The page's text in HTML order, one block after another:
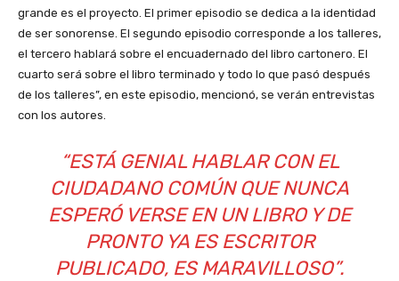
grande es el proyecto. El primer episodio se dedica a la identidad
de ser sonorense. El segundo episodio corresponde a los talleres,
el tercero hablará sobre el encuadernado del libro cartonero. El
cuarto será sobre el libro terminado y todo lo que pasó después
de los talleres”, en este episodio, mencionó, se verán entrevistas
con los autores.
“ESTÁ GENIAL HABLAR CON EL
CIUDADANO COMÚN QUE NUNCA
ESPERÓ VERSE EN UN LIBRO Y DE
PRONTO YA ES ESCRITOR
PUBLICADO, ES MARAVILLOSO”.